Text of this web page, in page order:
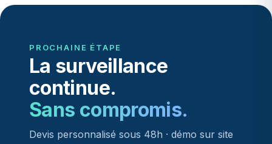
PROCHAINE ÉTAPE
La surveillance
continue.
Sans compromis.
Devis personnalisé sous 48h · démo sur site